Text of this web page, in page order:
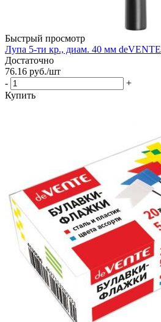
Быстрый просмотр
Лупа 5-ти кр., диам. 40 мм deVENTE
Достаточно
76.16 руб./шт
-
+
Купить